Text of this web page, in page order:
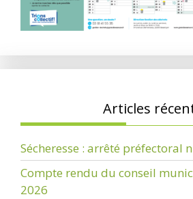
Articles
Sécheresse : arrêté préfectoral
Compte rendu du conseil
2026